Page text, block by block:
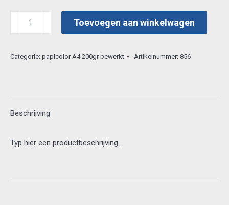
papicollor
A4
-
Toevoegen aan winkelwagen
Categorie: papicolor A4 200gr bewerkt Artikelnummer: 856
Beschrijving
Typ hier een productbeschrijving…